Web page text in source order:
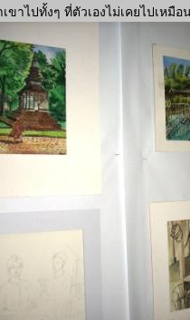
เขาไปทั้งๆ ที่ตัวเองไม่เคยไปเ